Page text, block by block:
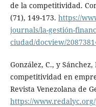
de la competitividad.
(71), 149-173. https://
journals/la-gestión-
ciudad/docview/
González, C., y
competitividad en
Revista Venezolana de
https://